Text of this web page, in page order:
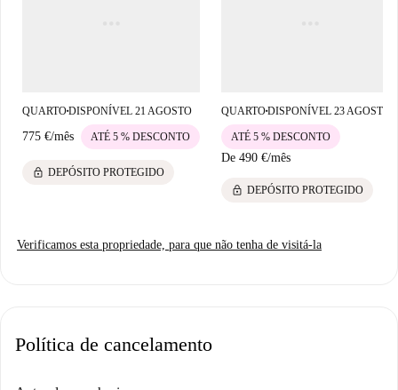
QUARTO■DISPONÍVEL 21 AGOSTO
775 €/mês ATÉ 5 % DESCONTO
lock DEPÓSITO PROTEGIDO
QUARTO■DISPONÍVEL 23 AGOSTO
De 490 €/mês
ATÉ 5 % DESCONTO
lock DEPÓSITO PROTEGIDO
Verificamos esta propriedade, para que não tenha de visitá-la
Política de cancelamento